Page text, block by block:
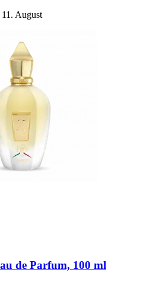
August
de Parfum, 100 ml